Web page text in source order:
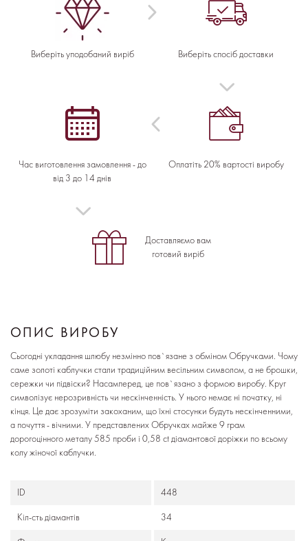
Виберіть уподобаний виріб Виберіть спосіб доставки
Оплатіть 20% вартості виробу
Час виготовлення замовлення - до
від 3 до 14 днів
Доставляємо вам
готовий виріб
ОПИС ВИРОБУ
Сьогодні укладання шлюбу незмінно пов`язане з обміном Обручками. Чому
саме золоті каблучки стали традиційним весільним символом, а не брошки,
сережки чи підвіски? Насамперед, це пов`язано з формою виробу. Круг
символізує нерозривність чи нескінченність. У нього немає ні початку, ні
кінця. Це дає зрозуміти закоханим, що їхні стосунки будуть нескінченними,
а почуття - вічними. У представлених Обручках майже 9 грам
дорогоцінного металу 585 проби і 0,58 ct діамантової доріжки по всьому
колу жіночої каблучки.
ID 448
Кіл-сть діамантів 34